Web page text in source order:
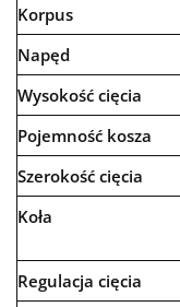
Korpus
Napęd
Wysokość cięcia
Pojemność kosza
Szerokość cięcia
Koła
Regulacja cięcia